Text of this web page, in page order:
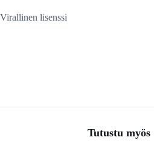
Virallinen lisenssi
Tutustu myös